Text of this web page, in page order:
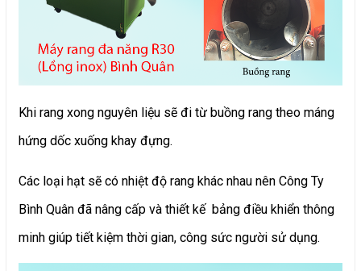
Khi rang xong nguyên liệu sẽ đi từ buồng rang theo máng
hứng dốc xuống khay đựng.
Các loại hạt sẽ có nhiệt độ rang khác nhau nên Công Ty
Bình Quân đã nâng cấp và thiết kế bảng điều khiển thông
minh giúp tiết kiệm thời gian, công sức người sử dụng.